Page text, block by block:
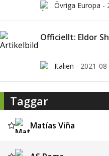
Övriga Europa -
Officiellt: Eldor
Italien - 2021-
Taggar
Matías Viña